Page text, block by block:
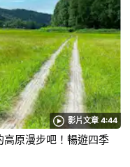
影片文章 4:44
原漫步吧！暢遊四季